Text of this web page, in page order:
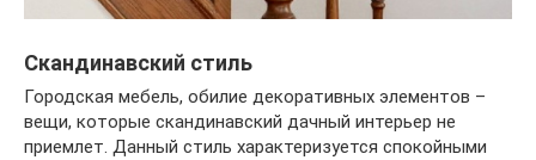
Скандинавский стиль
Городская мебель, обилие декоративных элементов –
вещи, которые скандинавский дачный интерьер не
приемлет. Данный стиль характеризуется спокойными